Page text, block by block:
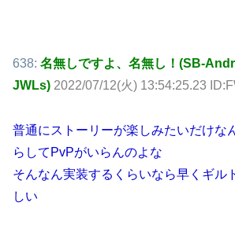
638: 名無しですよ、名無し！(SB-
JWLs) 2022/07/12(火) 13:54:25.23
普通にストーリーが楽しみたいだけな
らしてPvPがいらんのよな
そんなん実装するくらいなら早くギル
しい